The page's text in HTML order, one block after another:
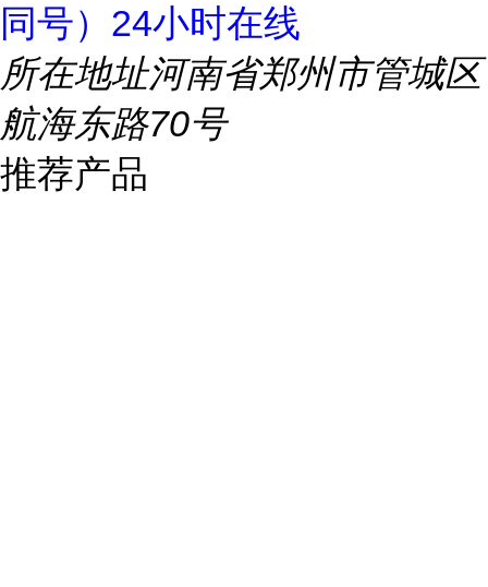
同号）24小时在线
所在地址河南省郑州市管城区
航海东路70号
推荐产品